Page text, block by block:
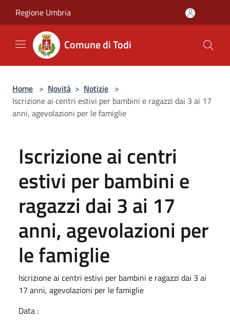
Regione Umbria
Comune di Todi
Home > Novità > Notizie >
Iscrizione ai centri estivi per bambini e ragazzi dai 3 ai 17
anni, agevolazioni per le famiglie
Iscrizione ai centri
estivi per bambini e
ragazzi dai 3 ai 17
anni, agevolazioni per
le famiglie
Iscrizione ai centri estivi per bambini e ragazzi dai 3 ai
17 anni, agevolazioni per le famiglie
Data :